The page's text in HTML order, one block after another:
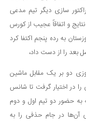
سازی دیگر تیم مدعی
و اتفاقاً عجیب از کورس
بر ۲ مقابل فولاد خوزستان به رده پنجم اکتفا کرد
را از دست داد،
دو بر یک مقابل ماشین
را در اختیار گرفت تا شانس
به حضور دو تیم اول و دوم
آن‌ها در جام حذفی را به